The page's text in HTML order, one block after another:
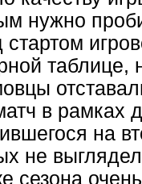
нужно
стартом
таблице,
в рамках
на
не
сезона